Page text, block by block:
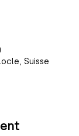
Suisse